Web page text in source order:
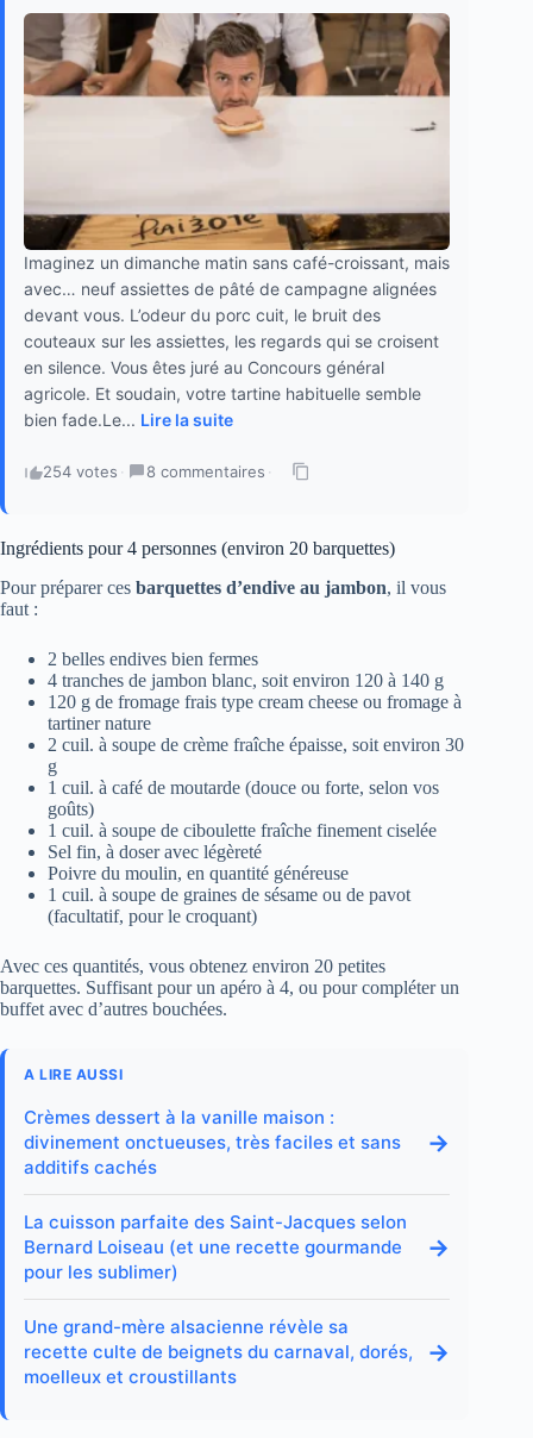
Imaginez un dimanche matin sans café-croissant, mais
avec… neuf assiettes de pâté de campagne alignées
devant vous. L’odeur du porc cuit, le bruit des
couteaux sur les assiettes, les regards qui se croisent
en silence. Vous êtes juré au Concours général
agricole. Et soudain, votre tartine habituelle semble
bien fade.Le... Lire la suite
254 votes · 8 commentaires ·
Ingrédients pour 4 personnes (environ 20 barquettes)
Pour préparer ces barquettes d’endive au jambon, il vous
faut :
2 belles endives bien fermes
4 tranches de jambon blanc, soit environ 120 à 140 g
120 g de fromage frais type cream cheese ou fromage à
tartiner nature
2 cuil. à soupe de crème fraîche épaisse, soit environ 30
g
1 cuil. à café de moutarde (douce ou forte, selon vos
goûts)
1 cuil. à soupe de ciboulette fraîche finement ciselée
Sel fin, à doser avec légèreté
Poivre du moulin, en quantité généreuse
1 cuil. à soupe de graines de sésame ou de pavot
(facultatif, pour le croquant)
Avec ces quantités, vous obtenez environ 20 petites
barquettes. Suffisant pour un apéro à 4, ou pour compléter un
buffet avec d’autres bouchées.
A LIRE AUSSI
Crèmes dessert à la vanille maison :
divinement onctueuses, très faciles et sans
additifs cachés
→
La cuisson parfaite des Saint-Jacques selon
Bernard Loiseau (et une recette gourmande
pour les sublimer)
→
Une grand-mère alsacienne révèle sa
recette culte de beignets du carnaval, dorés,
moelleux et croustillants
→